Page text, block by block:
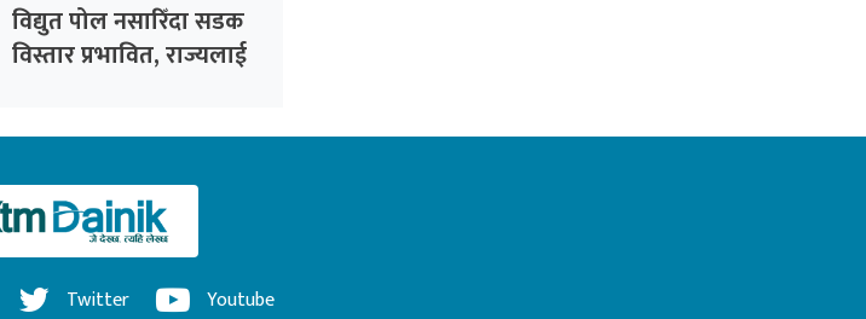
विद्युत पोल नसारिँदा सडक
विस्तार प्रभावित, राज्यलाई
Twitter Youtube